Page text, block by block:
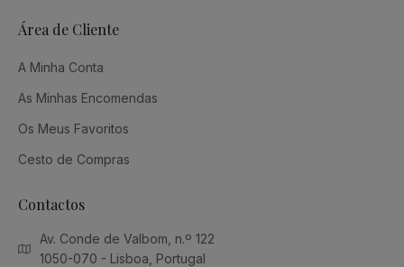
Área de Cliente
A Minha Conta
As Minhas Encomendas
Os Meus Favoritos
Cesto de Compras
Contactos
Av. Conde de Valbom, n.º 122
1050-070 - Lisboa, Portugal